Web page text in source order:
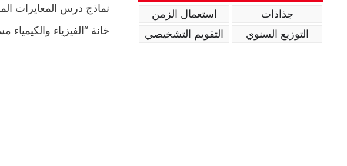
نماذج درس المعايرات
خانة “الفيزياء
جذاذات
استعمال الزمن
التوزيع السنوي
التقويم التشخيصي